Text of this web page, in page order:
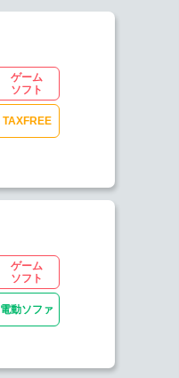
ゲーム
ソフト
TAXFREE
ゲーム
ソフト
電動ソファ